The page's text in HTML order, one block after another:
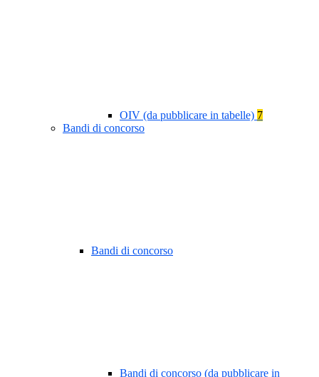
OIV (da pubblicare in tabelle) 7
Bandi di concorso
Bandi di concorso
Bandi di concorso (da pubblicare in